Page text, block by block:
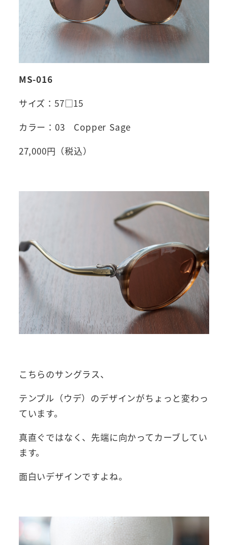
MS-016
サイズ：57□15
カラー：03 Copper Sage
27,000円（税込）
こちらのサングラス、
テンプル（ウデ）のデザインがちょっと変わっ
ています。
真直ぐではなく、先端に向かってカーブしてい
ます。
面白いデザインですよね。